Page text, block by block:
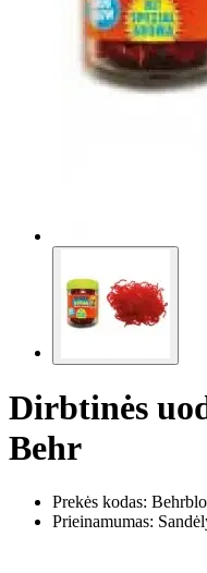
Dirbtinės
Behr
Prekės kodas:
Prieinamumas: